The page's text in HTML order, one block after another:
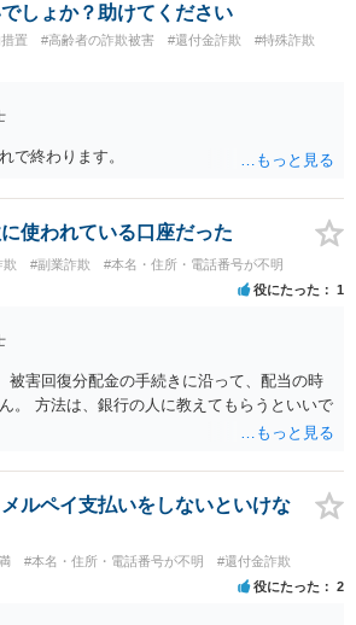
しょか？助けてください
置 #高齢者の詐欺被害 #還付金詐欺 #特殊詐欺
で終わります。
使われている口座だった
欺 #副業詐欺 #本名・住所・電話番号が不明
役にたった 1
被害回復分配金の手続きに沿って、配当の時
。 方法は、銀行の人に教えてもらうといいで
ルペイ支払いをしないといけな
#本名・住所・電話番号が不明 #還付金詐欺
役にたった 2